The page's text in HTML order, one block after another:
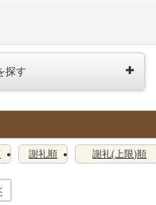
探す
謝礼順 謝礼(上限)順